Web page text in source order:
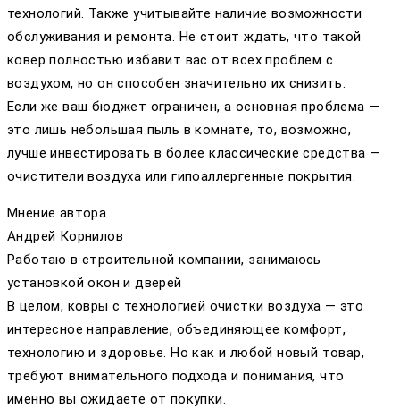
технологий. Также учитывайте наличие возможности
обслуживания и ремонта. Не стоит ждать, что такой
ковёр полностью избавит вас от всех проблем с
воздухом, но он способен значительно их снизить.
Если же ваш бюджет ограничен, а основная проблема —
это лишь небольшая пыль в комнате, то, возможно,
лучше инвестировать в более классические средства —
очистители воздуха или гипоаллергенные покрытия.
Мнение автора
Андрей Корнилов
Работаю в строительной компании, занимаюсь
установкой окон и дверей
В целом, ковры с технологией очистки воздуха — это
интересное направление, объединяющее комфорт,
технологию и здоровье. Но как и любой новый товар,
требуют внимательного подхода и понимания, что
именно вы ожидаете от покупки.